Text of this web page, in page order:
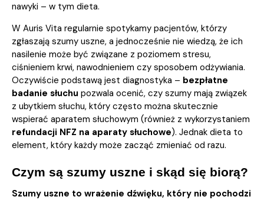
nawyki – w tym dieta.
W Auris Vita regularnie spotykamy pacjentów, którzy
zgłaszają szumy uszne, a jednocześnie nie wiedzą, że ich
nasilenie może być związane z poziomem stresu,
ciśnieniem krwi, nawodnieniem czy sposobem odżywiania.
Oczywiście podstawą jest diagnostyka – bezpłatne
badanie słuchu pozwala ocenić, czy szumy mają związek
z ubytkiem słuchu, który często można skutecznie
wspierać aparatem słuchowym (również z wykorzystaniem
refundacji NFZ na aparaty słuchowe). Jednak dieta to
element, który każdy może zacząć zmieniać od razu.
Czym są szumy uszne i skąd się biorą?
Szumy uszne to wrażenie dźwięku, który nie pochodzi